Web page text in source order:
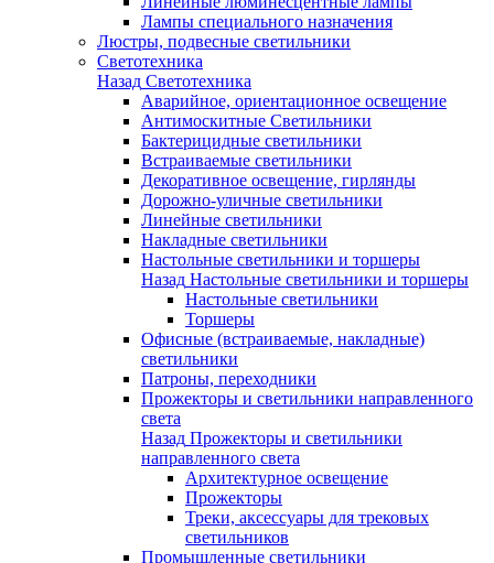
Лампы специального назначения
Люстры, подвесные светильники
Светотехника
Назад Светотехника
Аварийное, ориентационное освещение
Антимоскитные Светильники
Бактерицидные светильники
Встраиваемые светильники
Декоративное освещение, гирлянды
Дорожно-уличные светильники
Линейные светильники
Накладные светильники
Настольные светильники и торшеры
Назад Настольные светильники и торшеры
Настольные светильники
Торшеры
Офисные (встраиваемые, накладные)
светильники
Патроны, переходники
Прожекторы и светильники направленного
света
Назад Прожекторы и светильники
направленного света
Архитектурное освещение
Прожекторы
Треки, аксессуары для трековых
светильников
Промышленные светильники